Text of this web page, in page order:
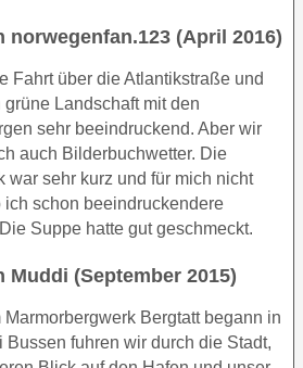
norwegenfan.123 (April 2016)
Fahrt über die Atlantikstraße und
Landschaft mit den
sehr beeindruckend. Aber wir
auch Bilderbuchwetter. Die
war sehr kurz und für mich nicht
ich schon beeindruckendere
Suppe hatte gut geschmeckt.
(September 2015)
Marmorbergwerk Bergtatt begann in
Bussen fuhren wir durch die Stadt,